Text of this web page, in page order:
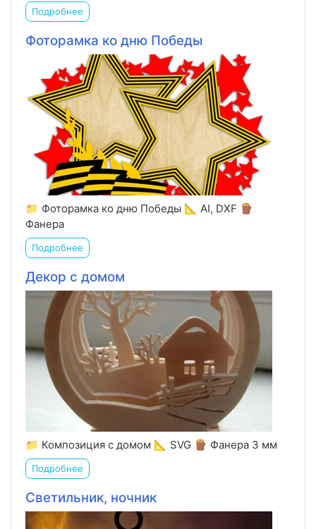
Подробнее
Фоторамка ко дню Победы
📁 Фоторамка ко дню Победы 📐 AI, DXF 🪵
Фанера
Подробнее
Декор с домом
📁 Композиция с домом 📐 SVG 🪵 Фанера 3 мм
Подробнее
Светильник, ночник